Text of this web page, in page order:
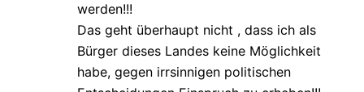
werden!!!
Das geht überhaupt nicht , dass ich als
Bürger dieses Landes keine Möglichkeit
habe, gegen irrsinnigen politischen